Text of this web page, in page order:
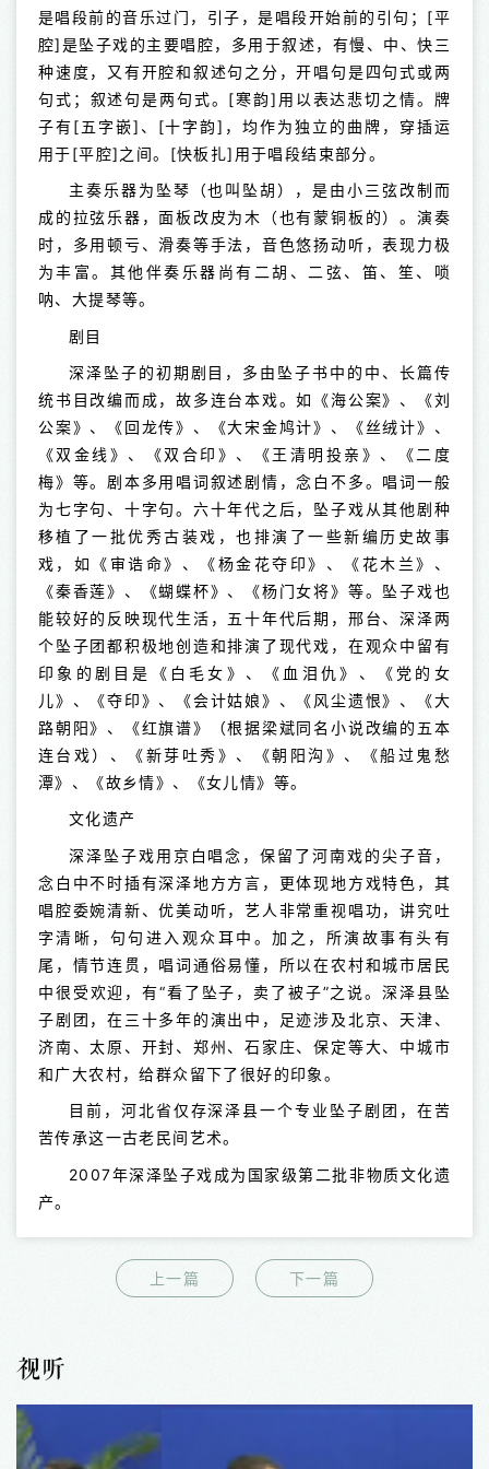
是唱段前的音乐过门，引子，是唱段开始前的引句；[平
腔]是坠子戏的主要唱腔，多用于叙述，有慢、中、快三
种速度，又有开腔和叙述句之分，开唱句是四句式或两
句式；叙述句是两句式。[寒韵]用以表达悲切之情。牌
子有[五字嵌]、[十字韵]，均作为独立的曲牌，穿插运
用于[平腔]之间。[快板扎]用于唱段结束部分。
主奏乐器为坠琴（也叫坠胡），是由小三弦改制而
成的拉弦乐器，面板改皮为木（也有蒙铜板的）。演奏
时，多用顿亏、滑奏等手法，音色悠扬动听，表现力极
为丰富。其他伴奏乐器尚有二胡、二弦、笛、笙、唢
呐、大提琴等。
剧目
深泽坠子的初期剧目，多由坠子书中的中、长篇传
统书目改编而成，故多连台本戏。如《海公案》、《刘
公案》、《回龙传》、《大宋金鸠计》、《丝绒计》、
《双金线》、《双合印》、《王清明投亲》、《二度
梅》等。剧本多用唱词叙述剧情，念白不多。唱词一般
为七字句、十字句。六十年代之后，坠子戏从其他剧种
移植了一批优秀古装戏，也排演了一些新编历史故事
戏，如《审诰命》、《杨金花夺印》、《花木兰》、
《秦香莲》、《蝴蝶杯》、《杨门女将》等。坠子戏也
能较好的反映现代生活，五十年代后期，邢台、深泽两
个坠子团都积极地创造和排演了现代戏，在观众中留有
印象的剧目是《白毛女》、《血泪仇》、《党的女
儿》、《夺印》、《会计姑娘》、《风尘遗恨》、《大
路朝阳》、《红旗谱》（根据梁斌同名小说改编的五本
连台戏）、《新芽吐秀》、《朝阳沟》、《船过鬼愁
潭》、《故乡情》、《女儿情》等。
文化遗产
深泽坠子戏用京白唱念，保留了河南戏的尖子音，
念白中不时插有深泽地方方言，更体现地方戏特色，其
唱腔委婉清新、优美动听，艺人非常重视唱功，讲究吐
字清晰，句句进入观众耳中。加之，所演故事有头有
尾，情节连贯，唱词通俗易懂，所以在农村和城市居民
中很受欢迎，有“看了坠子，卖了被子”之说。深泽县坠
子剧团，在三十多年的演出中，足迹涉及北京、天津、
济南、太原、开封、郑州、石家庄、保定等大、中城市
和广大农村，给群众留下了很好的印象。
目前，河北省仅存深泽县一个专业坠子剧团，在苦
苦传承这一古老民间艺术。
2007年深泽坠子戏成为国家级第二批非物质文化遗
产。
上一篇 下一篇
视听